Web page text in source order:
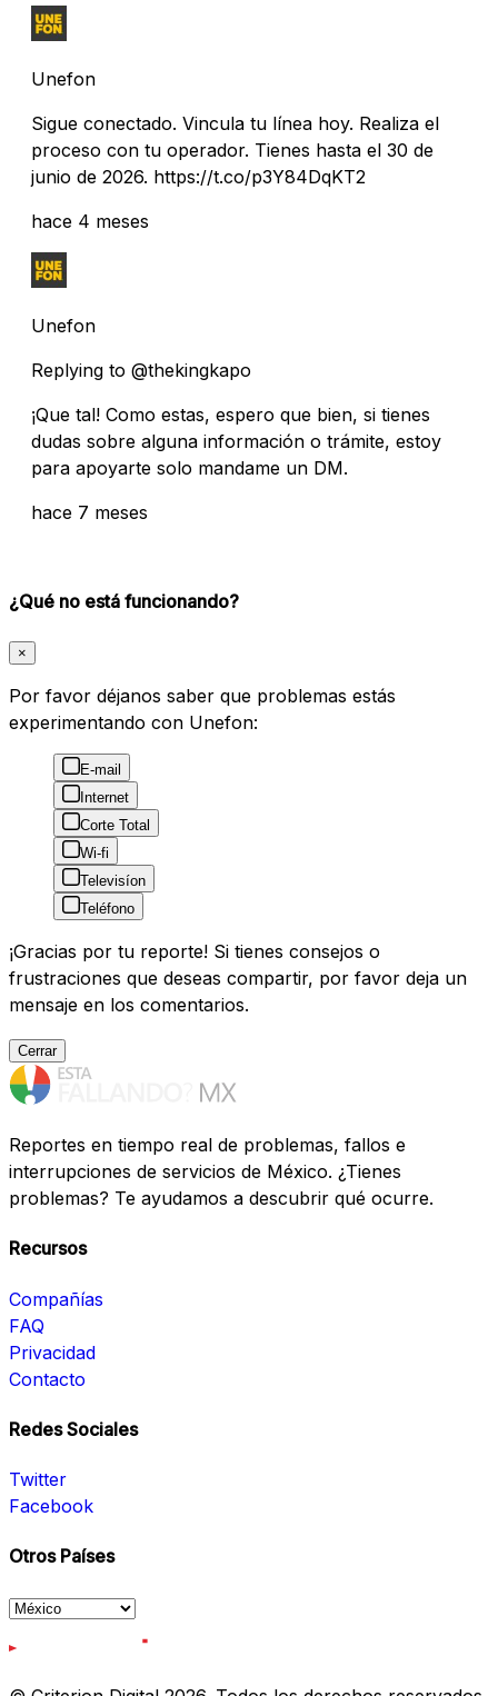
Unefon
Sigue conectado. Vincula tu línea hoy. Realiza el
proceso con tu operador. Tienes hasta el 30 de
junio de 2026. https://t.co/p3Y84DqKT2
hace 4 meses
Unefon
Replying to @thekingkapo
¡Que tal! Como estas, espero que bien, si tienes
dudas sobre alguna información o trámite, estoy
para apoyarte solo mandame un DM.
hace 7 meses
¿Qué no está funcionando?
×
Por favor déjanos saber que problemas estás
experimentando con Unefon:
E-mail
Internet
Corte Total
Wi-fi
Televisíon
Teléfono
¡Gracias por tu reporte! Si tienes consejos o
frustraciones que deseas compartir, por favor deja un
mensaje en los comentarios.
Cerrar
Reportes en tiempo real de problemas, fallos e
interrupciones de servicios de México. ¿Tienes
problemas? Te ayudamos a descubrir qué ocurre.
Recursos
Compañías
FAQ
Privacidad
Contacto
Redes Sociales
Twitter
Facebook
Otros Países